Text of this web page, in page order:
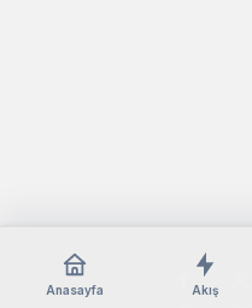
Anasayfa Akış